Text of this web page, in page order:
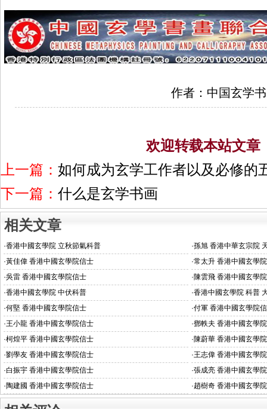
作者：中国玄学
欢迎转载本站文章
上一篇： 如何成为玄学工作者以及必修的
下一篇： 什么是玄学书画
相关文章
·香港中國玄學院 立秋節氣科普 ·孫旭 香港中華玄宗院
·黃佳偉 香港中國玄學院信士 ·常太升 香港中國玄學
·吳雷 香港中國玄學院信士 ·陳雲飛 香港中國玄學
·香港中國玄學院 中伏科普 ·香港中國玄學院 科普
·何堅 香港中國玄學院信士 ·付軍 香港中國玄學院
·王小龍 香港中國玄學院信士 ·鄧軼夫 香港中國玄學
·柯煌平 香港中國玄學院信士 ·陳蔚華 香港中國玄學
·劉學友 香港中國玄學院信士 ·王志偉 香港中國玄學
·白振宇 香港中國玄學院信士 ·張成亮 香港中國玄學
·陶建國 香港中國玄學院信士 ·趙樹奇 香港中國玄學